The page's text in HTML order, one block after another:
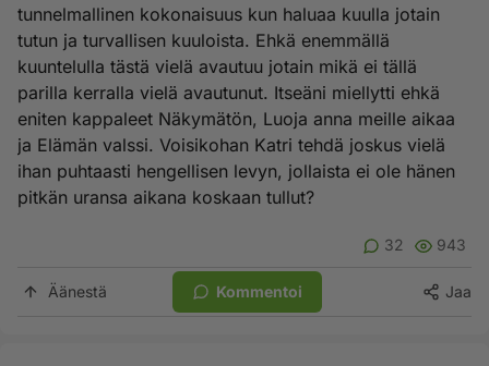
tunnelmallinen kokonaisuus kun haluaa kuulla jotain
tutun ja turvallisen kuuloista. Ehkä enemmällä
kuuntelulla tästä vielä avautuu jotain mikä ei tällä
parilla kerralla vielä avautunut. Itseäni miellytti ehkä
eniten kappaleet Näkymätön, Luoja anna meille aikaa
ja Elämän valssi. Voisikohan Katri tehdä joskus vielä
ihan puhtaasti hengellisen levyn, jollaista ei ole hänen
pitkän uransa aikana koskaan tullut?
32 943
Äänestä Kommentoi Jaa